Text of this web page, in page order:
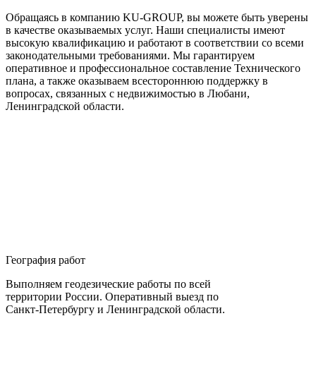
Обращаясь в компанию KU-GROUP, вы можете быть уверены
в качестве оказываемых услуг. Наши специалисты имеют
высокую квалификацию и работают в соответствии со всеми
законодательными требованиями. Мы гарантируем
оперативное и профессиональное составление Технического
плана, а также оказываем всестороннюю поддержку в
вопросах, связанных с недвижимостью в Любани,
Ленинградской области.
География работ
Выполняем геодезические работы по всей
территории России. Оперативный выезд по
Санкт-Петербургу и Ленинградской области.